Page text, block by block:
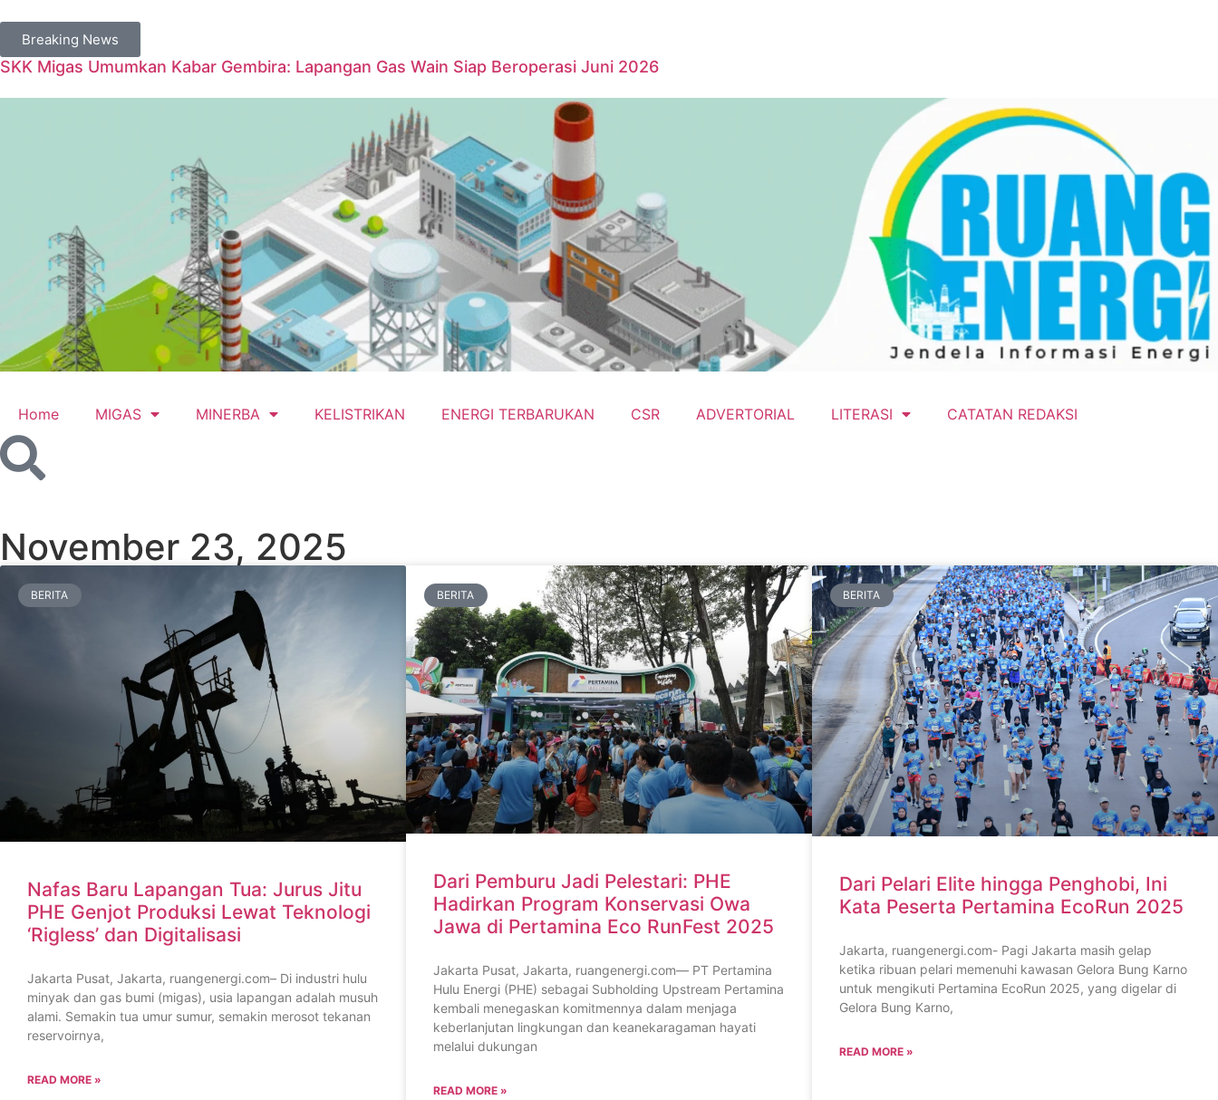
Breaking News
SKK Migas Umumkan Kabar Gembira: Lapangan Gas Wain Siap Beroperasi Juni 2026
Home MIGAS MINERBA KELISTRIKAN ENERGI TERBARUKAN CSR ADVERTORIAL LITERASI CATATAN REDAKSI
November 23, 2025
BERITA
Nafas Baru Lapangan Tua: Jurus Jitu
PHE Genjot Produksi Lewat Teknologi
‘Rigless’ dan Digitalisasi
Jakarta Pusat, Jakarta, ruangenergi.com– Di industri hulu
minyak dan gas bumi (migas), usia lapangan adalah musuh
alami. Semakin tua umur sumur, semakin merosot tekanan
reservoirnya,
READ MORE »
BERITA
Dari Pemburu Jadi Pelestari: PHE
Hadirkan Program Konservasi Owa
Jawa di Pertamina Eco RunFest 2025
Jakarta Pusat, Jakarta, ruangenergi.com— PT Pertamina
Hulu Energi (PHE) sebagai Subholding Upstream Pertamina
kembali menegaskan komitmennya dalam menjaga
keberlanjutan lingkungan dan keanekaragaman hayati
melalui dukungan
READ MORE »
BERITA
Dari Pelari Elite hingga Penghobi, Ini
Kata Peserta Pertamina EcoRun 2025
Jakarta, ruangenergi.com- Pagi Jakarta masih gelap
ketika ribuan pelari memenuhi kawasan Gelora Bung Karno
untuk mengikuti Pertamina EcoRun 2025, yang digelar di
Gelora Bung Karno,
READ MORE »